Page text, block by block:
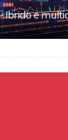
Ibrido e